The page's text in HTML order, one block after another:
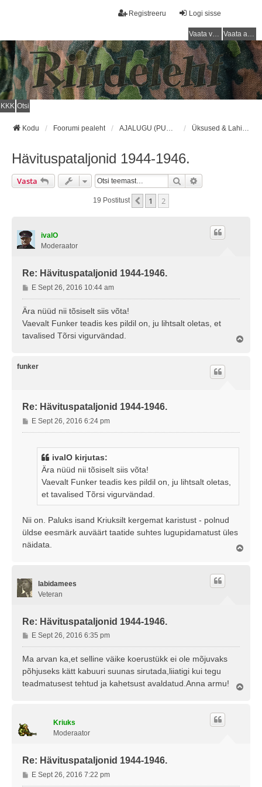
Logi sisse
Registreeru
Vaata vastamata teemasi Vaata aktiivseid teemasid
KKK Otsi
Kodu Foorumi pealeht AJALUGU (PUNAARMEE) / HISTORY (RED ARMY) Üksused & Lahingud/Units & Battles
Hävituspataljonid 1944-1946.
Vasta Otsi
19 Postitust Eelmine
1 2
ivalO
Moderaator
Re: Hävituspataljonid 1944-1946.
P
o
s
i
t
E Sept 26, 2016 10:44 am
Ära nüüd nii tõsiselt siis võta!
Vaevalt Funker teadis kes pildil on, ju lihtsalt oletas, et
tavalised Tõrsi vigurvändad.
funker
Re: Hävituspataljonid 1944-1946.
P
o
E Sept 26, 2016 6:24 pm
ivalO kirjutas:
Ära nüüd nii tõsiselt siis võta!
Vaevalt Funker teadis kes pildil on, ju lihtsalt oletas,
et tavalised Tõrsi vigurvändad.
Nii on. Paluks isand Kriuksilt kergemat karistust - polnud
üldse eesmärk auväärt taatide suhtes lugupidamatust üles
näidata.
labidamees
Veteran
Re: Hävituspataljonid 1944-1946.
P
o
s
t
t
E Sept 26, 2016 6:35 pm
Ma arvan ka,et selline väike koerustükk ei ole mõjuvaks
põhjuseks kätt kabuuri suunas sirutada,liiatigi kui tegu
teadmatusest tehtud ja kahetsust avaldatud.Anna armu!
Kriuks
Moderaator
Re: Hävituspataljonid 1944-1946.
P
o
E Sept 26, 2016 7:22 pm